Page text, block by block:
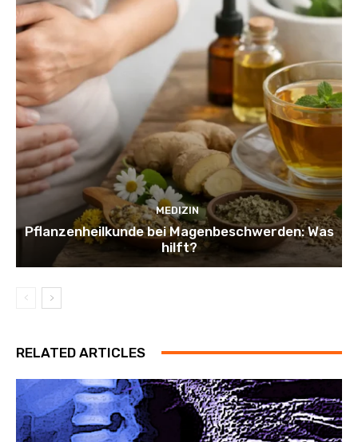
MEDIZIN
Pflanzenheilkunde bei Magenbeschwerden: Was
hilft?
RELATED ARTICLES